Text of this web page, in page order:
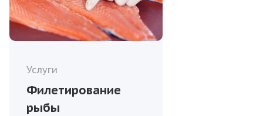
Услуги
Филетирование
рыбы